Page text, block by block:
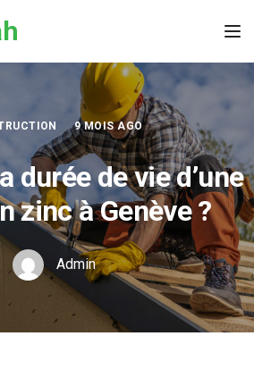
9 MOIS AGO
durée de vie d’une
zinc à Genève ?
Admin